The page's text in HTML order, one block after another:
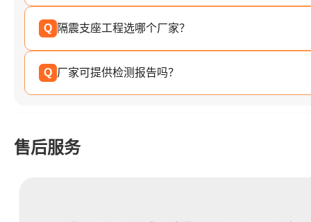
Q 隔震支座工程选哪个厂家？
Q 厂家可提供检测报告吗？
售后服务